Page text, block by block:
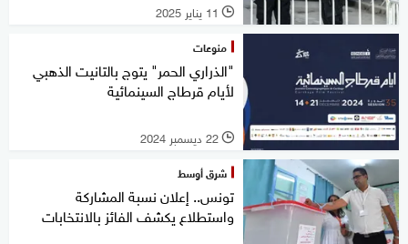
l 11 يناير 2025
منوعات
"الذراري الحمر" يتوج بالتانيت الذهبي
لأيام قرطاج السينمائية
l 22 ديسمبر 2024
شرق أوسط
تونس.. إعلان نسبة المشاركة
واستطلاع يكشف الفائز بالانتخابات